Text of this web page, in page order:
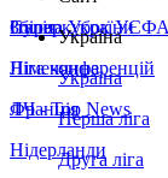
Збірна України
Італія
Німеччина
Франція
Нідерланди
Суперкубок УЄФА
Ліга конференцій
ЛЧ - Top News
Україна
Україна
Перша ліга
Друга ліга